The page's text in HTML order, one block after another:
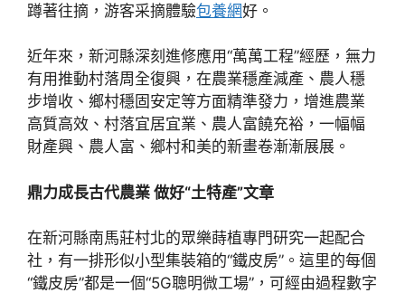
蹲著往摘，游客采摘體驗包養網好。
近年來，新河縣深刻進修應用“萬萬工程”經歷，無力
有用推動村落周全復興，在農業穩產減產、農人穩
步增收、鄉村穩固安定等方面精準發力，增進農業
高質高效、村落宜居宜業、農人富饒充裕，一幅幅
財產興、農人富、鄉村和美的新畫卷漸漸展展。
鼎力成長古代農業 做好“土特產”文章
在新河縣南馬莊村北的眾樂蒔植專門研究一起配合
社，有一排形似小型集裝箱的“鐵皮房”。這里的每個
“鐵皮房”都是一個“5G聰明微工場”，可經由過程數字